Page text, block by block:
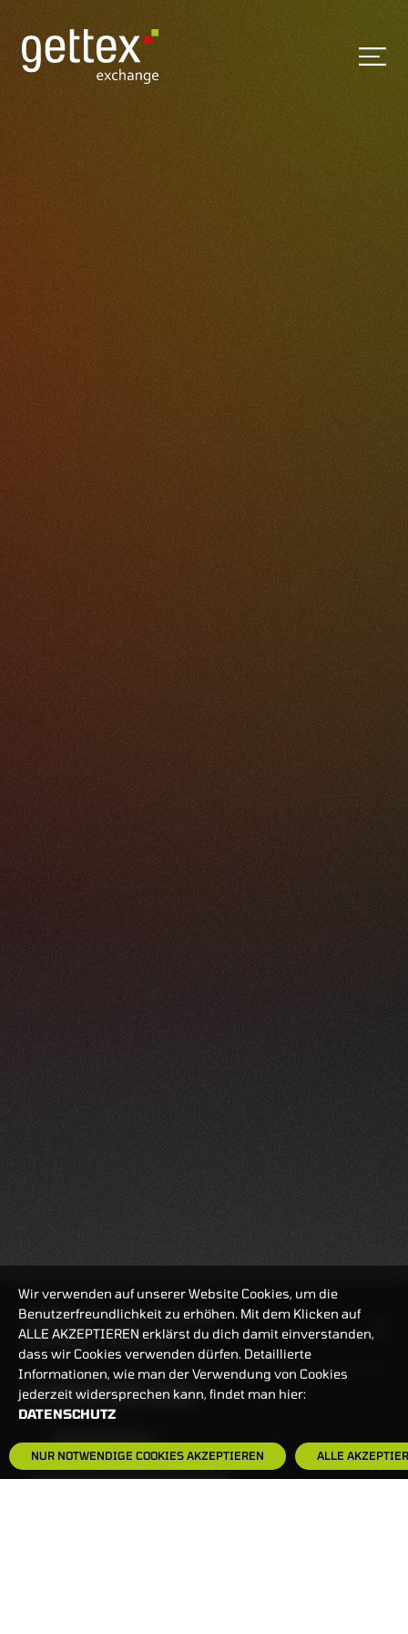
BANKEINSTELLUNGEN
HÄUFIG GESUCHT:
HANDELSZEIT
MO-FR: 7:30-23 UHR
ZERTIFIKATE
8:00-22 UHR
Wir verwenden auf unserer Website Cookies, um die
Benutzerfreundlichkeit zu erhöhen. Mit dem Klicken auf
ALLE AKZEPTIEREN erklärst du dich damit einverstanden,
dass wir Cookies verwenden dürfen. Detaillierte
Informationen, wie man der Verwendung von Cookies
jederzeit widersprechen kann, findet man hier:
DATENSCHUTZ
NUR NOTWENDIGE COOKIES AKZEPTIEREN ALLE